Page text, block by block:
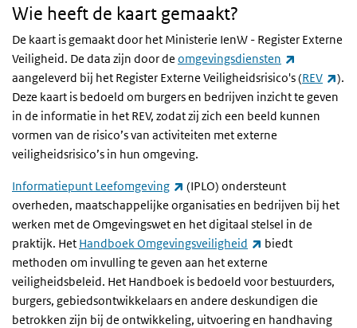
Wie heeft de kaart gemaakt?
De kaart is gemaakt door het Ministerie IenW - Register Externe
Veiligheid. De data zijn door de omgevingsdiensten
aangeleverd bij het Register Externe Veiligheidsrisico's (REV
).
Deze kaart is bedoeld om burgers en bedrijven inzicht te geven
in de informatie in het REV, zodat zij zich een beeld kunnen
vormen van de risico’s van activiteiten met externe
veiligheidsrisico’s in hun omgeving.
Informatiepunt Leefomgeving (externe link)
(IPLO) ondersteunt
overheden, maatschappelijke organisaties en bedrijven bij het
werken met de Omgevingswet en het digitaal stelsel in de
praktijk. Het Handboek Omgevingsveiligheid (externe link)
biedt
methoden om invulling te geven aan het externe
veiligheidsbeleid. Het Handboek is bedoeld voor bestuurders,
burgers, gebiedsontwikkelaars en andere deskundigen die
betrokken zijn bij de ontwikkeling, uitvoering en handhaving